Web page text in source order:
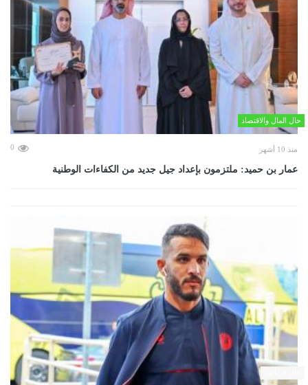
حال المال والاقتصاد
منذ 10 أشهر 0
عمار بن حميد: ملتزمون بإعداد جيل جديد من الكفاءات الوطنية